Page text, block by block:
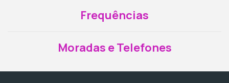
Frequências
Moradas e Telefones